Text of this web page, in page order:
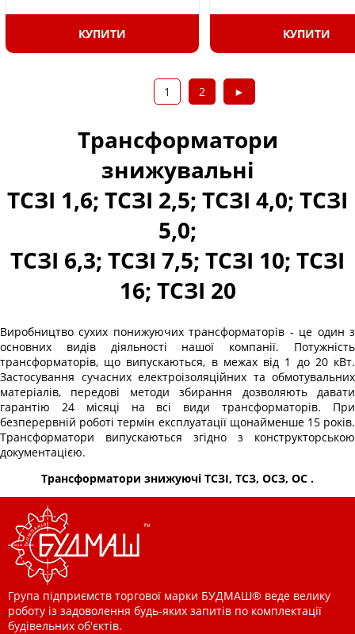
КУПИТИ КУПИТИ
1 2 ►
Трансформатори
знижувальні
ТСЗІ 1,6; ТСЗІ 2,5; ТСЗІ 4,0; ТСЗІ
5,0;
ТСЗІ 6,3; ТСЗІ 7,5; ТСЗІ 10; ТСЗІ
16; ТСЗІ 20
Виробництво сухих понижуючих трансформаторів - це один з
основних видів діяльності нашої компанії. Потужність
трансформаторів, що випускаються, в межах від 1 до 20 кВт.
Застосування сучасних електроізоляційних та обмотувальних
матеріалів, передові методи збирання дозволяють давати
гарантію 24 місяці на всі види трансформаторів. При
безперервній роботі термін експлуатації щонайменше 15 років.
Трансформатори випускаються згідно з конструкторською
документацією.
Трансформатори знижуючі ТСЗІ, ТСЗ, ОСЗ, ОС .
Група підприємств торгової марки БУДМАШ® веде велику
роботу із задоволення будь-яких запитів по комплектації
будівельних об'єктів.